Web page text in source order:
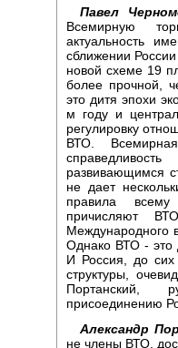
Павел
Всемирную
актуальность
сближении
новой схеме 19
более прочной,
это дитя эпохи
м году и
регулировку
ВТО.
развивающимся
не дает
правила
причисляют
Международного
Однако ВТО - это
И Россия, до
структуры,
Портанский,
присоединению
Александр
не члены ВТО,